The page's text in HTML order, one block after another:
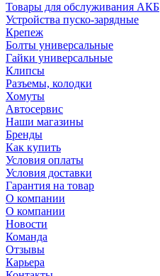
Товары для обслуживания АКБ
Устройства пуско-зарядные
Крепеж
Болты универсальные
Гайки универсальные
Клипсы
Разъемы, колодки
Хомуты
Автосервис
Наши магазины
Бренды
Как купить
Условия оплаты
Условия доставки
Гарантия на товар
О компании
О компании
Новости
Команда
Отзывы
Карьера